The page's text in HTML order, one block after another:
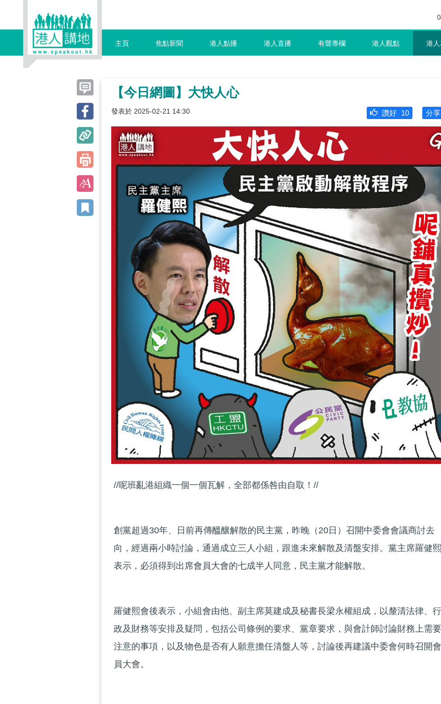
主頁 焦點新聞 港人點播 港人直播 有聲專欄 港人觀點 港
【今日網圖】大快人心
發表於 2025-02-21 14:30 分享
讚好 10
//呢班亂港組織一個一個瓦解，全部都係咎由自取！//
創黨超過30年、日前再傳醞釀解散的民主黨，昨晚（20日）召開中委會會議商討去
向，經過兩小時討論，通過成立三人小組，跟進未來解散及清盤安排。黨主席羅健熙
表示，必須得到出席會員大會的七成半人同意，民主黨才能解散。
羅健熙會後表示，小組會由他、副主席莫建成及秘書長梁永權組成，以釐清法律、行
政及財務等安排及疑問，包括公司條例的要求、黨章要求，與會計師討論財務上需要
注意的事項，以及物色是否有人願意擔任清盤人等，討論後再建議中委會何時召開會
員大會。